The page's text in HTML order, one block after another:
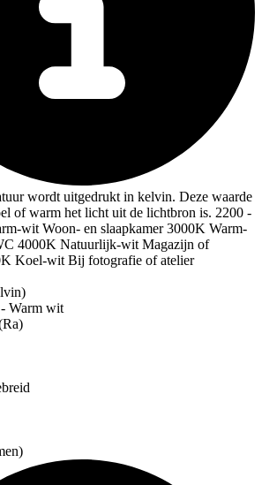
wordt uitgedrukt in kelvin. Deze waarde
of warm het licht uit de lichtbron is. 2200 -
wit Woon- en slaapkamer 3000K Warm-
4000K Natuurlijk-wit Magazijn of
Koel-wit Bij fotografie of atelier
Warm wit